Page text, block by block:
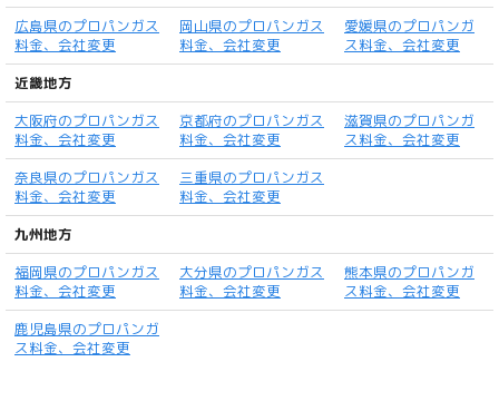
広島県のプロパンガス
料金、会社変更
岡山県のプロパンガス
料金、会社変更
愛媛県のプロパンガ
ス料金、会社変更
近畿地方
大阪府のプロパンガス
料金、会社変更
京都府のプロパンガス
料金、会社変更
滋賀県のプロパンガ
ス料金、会社変更
奈良県のプロパンガス
料金、会社変更
三重県のプロパンガス
料金、会社変更
九州地方
福岡県のプロパンガス
料金、会社変更
大分県のプロパンガス
料金、会社変更
熊本県のプロパンガ
ス料金、会社変更
鹿児島県のプロパンガ
ス料金、会社変更